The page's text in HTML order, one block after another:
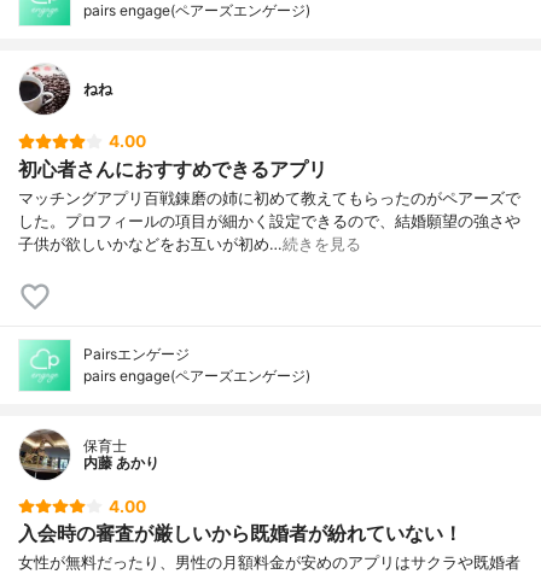
pairs engage(ペアーズエンゲージ)
ねね
4.00
初心者さんにおすすめできるアプリ
マッチングアプリ百戦錬磨の姉に初めて教えてもらったのがペアーズで
した。プロフィールの項目が細かく設定できるので、結婚願望の強さや
子供が欲しいかなどをお互いが初め…続きを見る
Pairsエンゲージ
pairs engage(ペアーズエンゲージ)
保育士
内藤 あかり
4.00
入会時の審査が厳しいから既婚者が紛れていない！
女性が無料だったり、男性の月額料金が安めのアプリはサクラや既婚者